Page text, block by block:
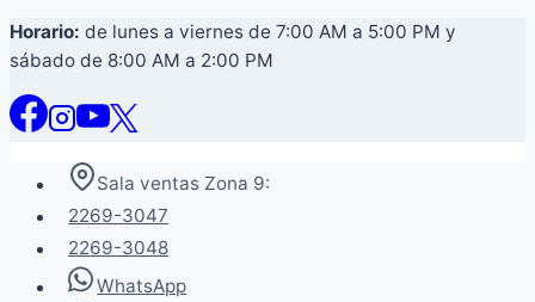
Saltar
al
contenido
Horario: de lunes a viernes de 7:00 AM a 5:00 PM y
sábado de 8:00 AM a 2:00 PM
Sala ventas Zona 9:
2269-3047
2269-3048
WhatsApp